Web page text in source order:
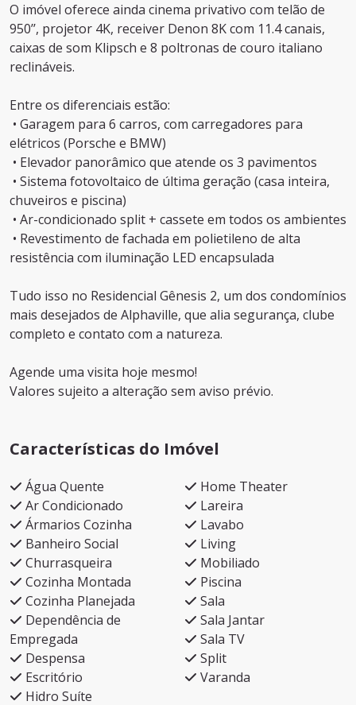
O imóvel oferece ainda cinema privativo com telão de
950’’, projetor 4K, receiver Denon 8K com 11.4 canais,
caixas de som Klipsch e 8 poltronas de couro italiano
reclináveis.
Entre os diferenciais estão:
• Garagem para 6 carros, com carregadores para
elétricos (Porsche e BMW)
• Elevador panorâmico que atende os 3 pavimentos
• Sistema fotovoltaico de última geração (casa inteira,
chuveiros e piscina)
• Ar-condicionado split + cassete em todos os ambientes
• Revestimento de fachada em polietileno de alta
resistência com iluminação LED encapsulada
Tudo isso no Residencial Gênesis 2, um dos condomínios
mais desejados de Alphaville, que alia segurança, clube
completo e contato com a natureza.
Agende uma visita hoje mesmo!
Valores sujeito a alteração sem aviso prévio.
Características do Imóvel
Água Quente
Ar Condicionado
Ármarios Cozinha
Banheiro Social
Churrasqueira
Cozinha Montada
Cozinha Planejada
Dependência de
Empregada
Despensa
Escritório
Hidro Suíte
Home Theater
Lareira
Lavabo
Living
Mobiliado
Piscina
Sala
Sala Jantar
Sala TV
Split
Varanda